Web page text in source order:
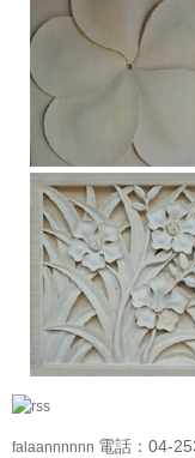
falaannnnnn 電話：04-